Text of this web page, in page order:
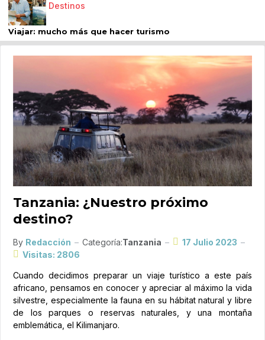
Destinos
Viajar: mucho más que hacer turismo
Tanzania: ¿Nuestro próximo
destino?
By Redacción Categoría:Tanzania
17 Julio 2023
Visitas: 2806
Cuando decidimos preparar un viaje turístico a este país
africano, pensamos en conocer y apreciar al máximo la vida
silvestre, especialmente la fauna en su hábitat natural y libre
de los parques o reservas naturales, y una montaña
emblemática, el Kilimanjaro.